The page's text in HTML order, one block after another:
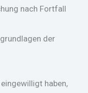
nach Fortfall
der
haben,